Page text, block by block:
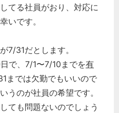
てる社員がおり、対応に
いです。
7/31だとします。
で、7/1〜7/10までを有
までは欠勤でもいいので
うのが社員の希望です。
ても問題ないのでしょう